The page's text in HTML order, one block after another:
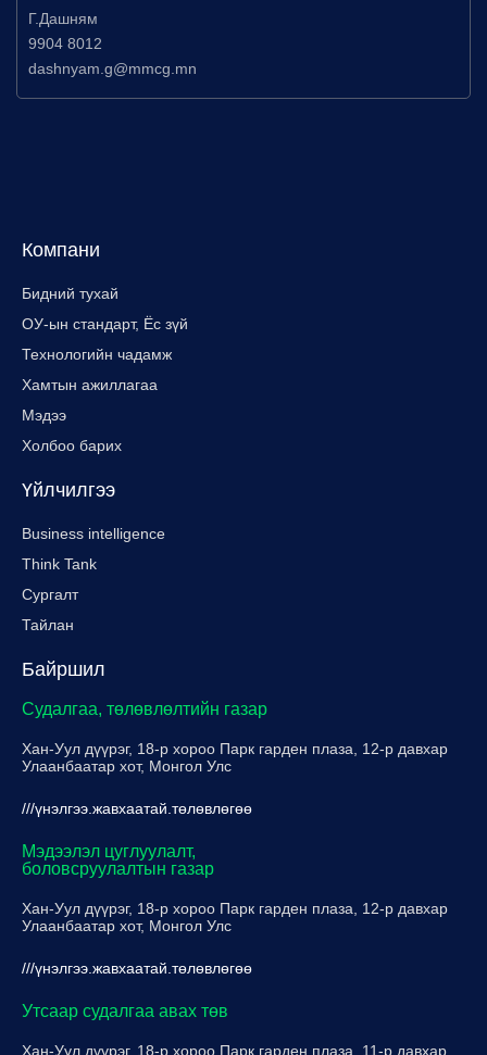
Г.Дашням
9904 8012
dashnyam.g@mmcg.mn
Компани
Бидний тухай
ОУ-ын стандарт, Ёс зүй
Технологийн чадамж
Хамтын ажиллагаа
Мэдээ
Холбоо барих
Үйлчилгээ
Business intelligence
Think Tank
Сургалт
Тайлан
Байршил
Судалгаа, төлөвлөлтийн газар
Хан-Уул дүүрэг, 18-р хороо Парк гарден плаза, 12-р давхар
Улаанбаатар хот, Монгол Улс
///үнэлгээ.жавхаатай.төлөвлөгөө
Мэдээлэл цуглуулалт,
боловсруулалтын газар
Хан-Уул дүүрэг, 18-р хороо Парк гарден плаза, 12-р давхар
Улаанбаатар хот, Монгол Улс
///үнэлгээ.жавхаатай.төлөвлөгөө
Утсаар судалгаа авах төв
Хан-Уул дүүрэг, 18-р хороо Парк гарден плаза, 11-р давхар